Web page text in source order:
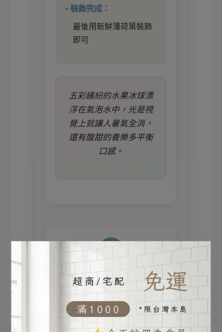
• 裝飾完成：
最後用新鮮薄荷葉裝飾
即可
五彩繽紛的水果冰球漂
浮在氣泡水中，光是視
覺上就讓人暑氣全消，
還有酸甜的養樂多平衡
口感。
檸檬冰球特調
來自美國部落客分享的創意做
法，特別適合夏日解渴